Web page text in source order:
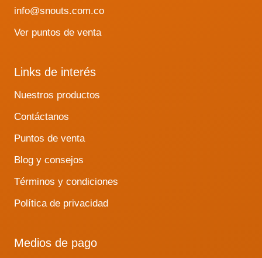
info@snouts.com.co
Ver puntos de venta
Links de interés
Nuestros productos
Contáctanos
Puntos de venta
Blog y consejos
Términos y condiciones
Política de privacidad
Medios de pago